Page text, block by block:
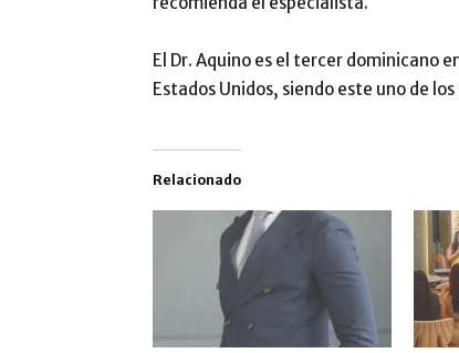
El Dr. Aquino es el tercer dominicano
Estados Unidos, siendo este uno de
Relacionado